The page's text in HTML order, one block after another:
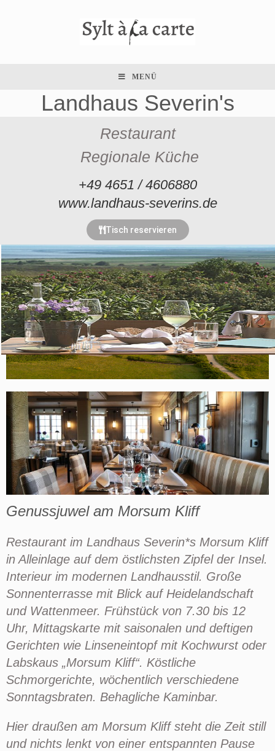
MENÜ
Landhaus Severin's
Restaurant
Regionale Küche
+49 4651 / 4606880
www.landhaus-severins.de
Tisch reservieren
Genussjuwel am Morsum Kliff
Restaurant im Landhaus Severin*s Morsum Kliff
in Alleinlage auf dem östlichsten Zipfel der Insel.
Interieur im modernen Landhausstil. Große
Sonnenterrasse mit Blick auf Heidelandschaft
und Wattenmeer. Frühstück von 7.30 bis 12
Uhr, Mittagskarte mit saisonalen und deftigen
Gerichten wie Linseneintopf mit Kochwurst oder
Labskaus „Morsum Kliff“. Köstliche
Schmorgerichte, wöchentlich verschiedene
Sonntagsbraten. Behagliche Kaminbar.
Hier draußen am Morsum Kliffsteht die Zeit still
und nichts lenkt von einer entspannten Pause